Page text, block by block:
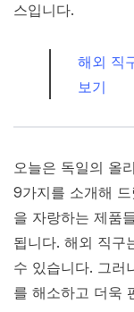
스입니다.
해외 직
보기
오늘은 독일의 올
9가지를 소개해
을 자랑하는 제품
됩니다. 해외 직구
수 있습니다. 그러
를 해소하고 더욱